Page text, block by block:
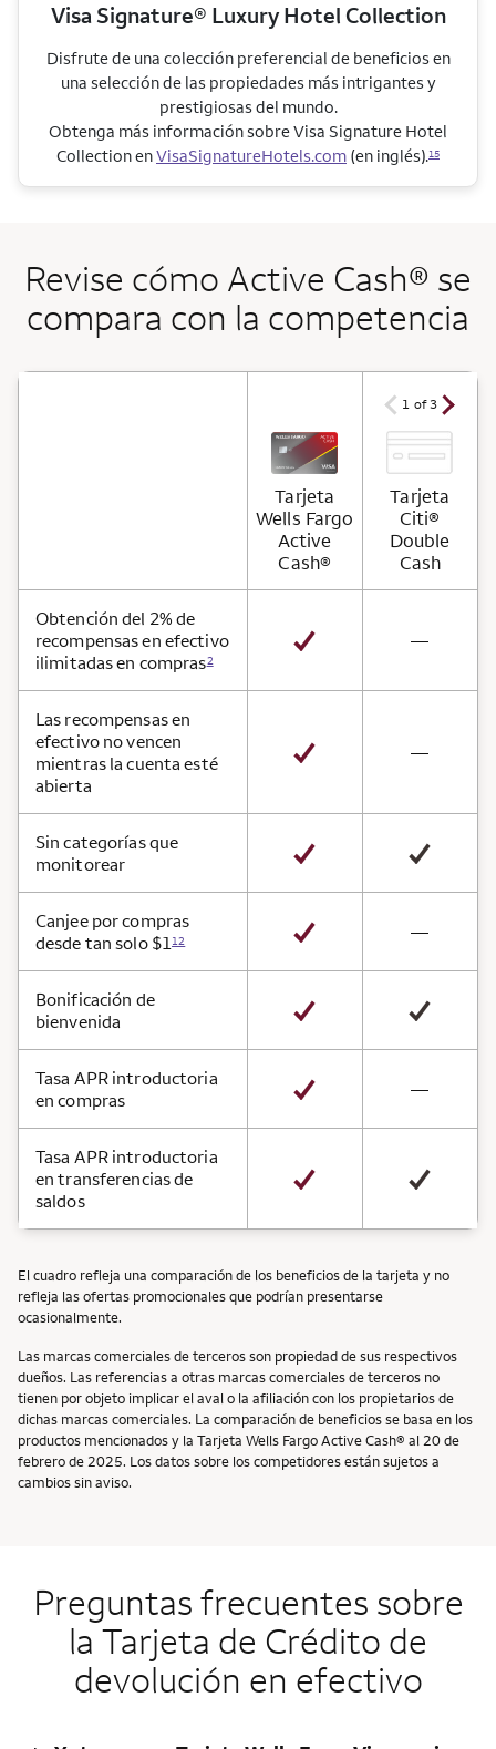
Visa Signature® Luxury Hotel Collection
Disfrute de una colección preferencial de beneficios en
una selección de las propiedades más intrigantes y
prestigiosas del mundo.
Obtenga más información sobre Visa Signature Hotel
Collection enVisaSignatureHotels.com (en inglés).15
Revise cómo Active Cash® se
compara con la competencia
Tarjeta
Wells Fargo
Active
Cash®
arrow icon 1 of 3 arrow
Tarjeta
Citi®
Double
Cash
Obtención del 2% de
recompensas en efectivo
ilimitadas en compras2
—not
Las recompensas en
efectivo no vencen
mientras la cuenta esté
abierta
—not
Sin categorías que
monitorear
Canjee por compras
desde tan solo $112 —not
Bonificación de
bienvenida
Tasa APR introductoria
en compras
—not
Tasa APR introductoria
en transferencias de
saldos
El cuadro refleja una comparación de los beneficios de la tarjeta y no
refleja las ofertas promocionales que podrían presentarse
ocasionalmente.
Las marcas comerciales de terceros son propiedad de sus respectivos
dueños. Las referencias a otras marcas comerciales de terceros no
tienen por objeto implicar el aval o la afiliación con los propietarios de
dichas marcas comerciales. La comparación de beneficios se basa en los
productos mencionados y la Tarjeta Wells Fargo Active Cash® al 20 de
febrero de 2025. Los datos sobre los competidores están sujetos a
cambios sin aviso.
Preguntas frecuentes sobre
la Tarjeta de Crédito de
devolución en efectivo